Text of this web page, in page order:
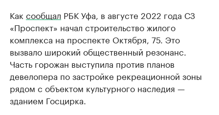
Как сообщал РБК Уфа, в августе 2022 года СЗ
«Проспект» начал строительство жилого
комплекса на проспекте Октября, 75. Это
вызвало широкий общественный резонанс.
Часть горожан выступила против планов
девелопера по застройке рекреационной зоны
рядом с объектом культурного наследия —
зданием Госцирка.